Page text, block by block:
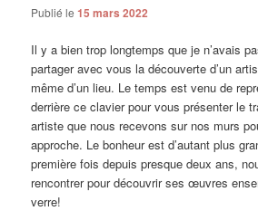
Publié le15 mars 2022
Il y a bien trop longtemps que je n’avais
partager avec vous la découverte d’un
même d’un lieu. Le temps est venu de
derrière ce clavier pour vous présenter le
artiste que nous recevons sur nos murs
approche. Le bonheur est d’autant plus
première fois depuis presque deux ans,
rencontrer pour découvrir ses œuvres
verre!